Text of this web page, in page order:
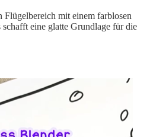
Flügelbereich mit einem farblosen
eine glatte Grundlage für die